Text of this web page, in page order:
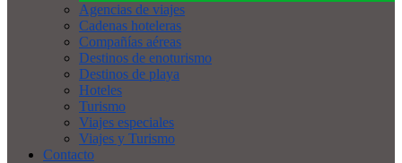
Agencias de viajes
Cadenas hoteleras
Compañías aéreas
Destinos de enoturismo
Destinos de playa
Hoteles
Turismo
Viajes especiales
Viajes y Turismo
Contacto